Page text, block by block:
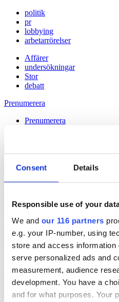
Consent Details
Responsible use of your
We and our 116 partners
e.g. your IP-number, using
store and access
serve personalized ads and
measurement, audience
development. You have a
and for what purposes. Your
politik
pr
lobbying
arbetarrörelser
Affärer
undersökningar
Stor
debatt
Prenumerera
Prenumerera
sociala medier
Håll dig uppdaterad
Veckans Brief!
Få exklusiv tillgång till Veckans
alla som driver opinionsbildning
prenumeration på Dagens Opinion.